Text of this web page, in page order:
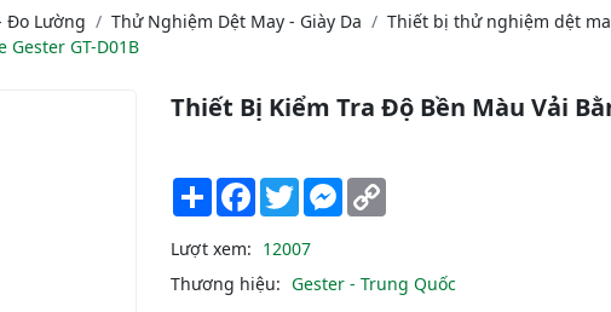
Đo Lường Thử Nghiệm Dệt May - Giày Da
Thiết bị thử nghiệm dệt
GT-D01B
Thiết Bị Kiểm Tra Độ Bền Màu Vải
Share Facebook
TwitterMessenger
Lượt xem: 12007
Thương hiệu: Gester - Trung Quốc